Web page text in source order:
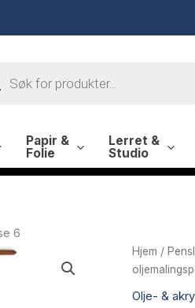
Papir &
Folie
Lerret &
Studio
6
Hjem /
Olje- &